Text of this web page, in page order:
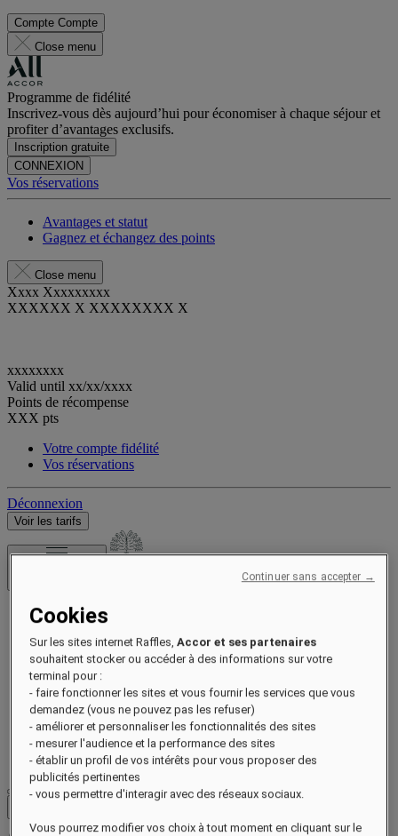
Compte Compte
Close menu
Programme de fidélité
Inscrivez-vous dès aujourd’hui pour économiser à chaque séjour et
profiter d’avantages exclusifs.
Inscription gratuite
CONNEXION
Vos réservations
Avantages et statut
Gagnez et échangez des points
Close menu
Xxxx Xxxxxxxxx
XXXXXX X XXXXXXXX X
xxxxxxxx
Valid until xx/xx/xxxx
Points de récompense
XXX pts
Votre compte fidélité
Vos réservations
Déconnexion
Voir les tarifs
Notre histoire
Chambres et suites
Restauration
Bien-être
Expériences
Célébrations
Offres
Galerie
Carte-cadeau
Visite virtuelle
Cookies
Sur les sites internet Raffles,Accor et ses partenaires
souhaitent stocker ou accéder à des informations sur votre
terminal pour :
- faire fonctionner les sites et vous fournir les services que vous
demandez (vous ne pouvez pas les refuser)
- améliorer et personnaliser les fonctionnalités des sites
- mesurer l'audience et la performance des sites
- établir un profil de vos intérêts pour vous proposer des
publicités pertinentes
- vous permettre d'interagir avec des réseaux sociaux.
Vous pourrez modifier vos choix à tout moment en cliquant sur le
Continuer sans accepter →